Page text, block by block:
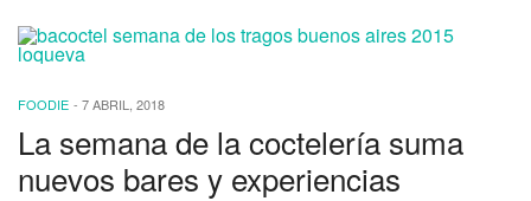
FOODIE - 7 ABRIL, 2018
La semana de la coctelería suma
nuevos bares y experiencias